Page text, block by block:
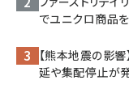
でユニクロ商品
【熊本地震の影
延や集配停止が